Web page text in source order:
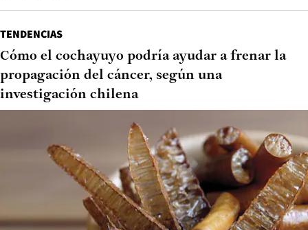
TENDENCIAS
Cómo el cochayuyo podría ayudar a frenar la
propagación del cáncer, según una
investigación chilena